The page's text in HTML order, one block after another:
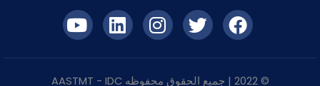
© 2022 | جميع الحقوق محفوظه IDC
- AASTMT